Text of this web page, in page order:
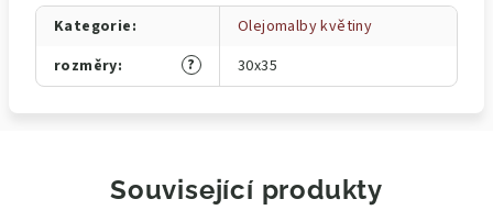
Kategorie:
Olejomalby květiny
?
rozměry: 30x35
Související produkty